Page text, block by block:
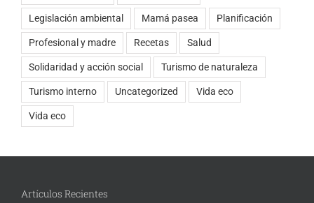
Legislación ambiental Mamá pasea Planificación
Profesional y madre Recetas Salud
Solidaridad y acción social Turismo de naturaleza
Turismo interno Uncategorized Vida eco
Vida eco
Artículos Recientes